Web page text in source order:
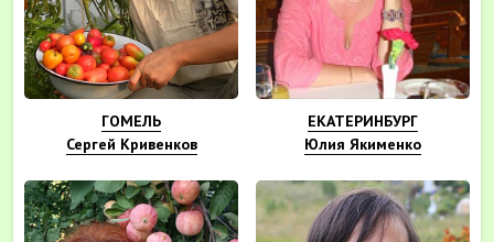
ГОМЕЛЬ
Сергей Кривенков
ЕКАТЕРИНБУРГ
Юлия Якименко